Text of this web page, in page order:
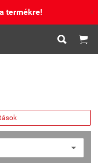
termékre! X
 